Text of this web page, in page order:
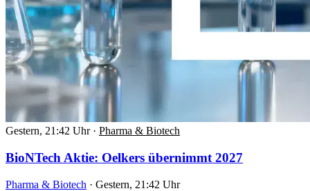
Gestern, 21:42 Uhr · Pharma & Biotech
BioNTech Aktie: Oelkers übernimmt 2027
Pharma & Biotech · Gestern, 21:42 Uhr